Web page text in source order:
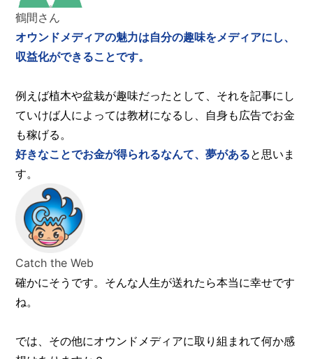
鶴間さん
オウンドメディアの魅力は自分の趣味をメディアにし、
収益化ができることです。
例えば植木や盆栽が趣味だったとして、それを記事にし
ていけば人によっては教材になるし、自身も広告でお金
も稼げる。
好きなことでお金が得られるなんて、夢があると思いま
す。
Catch the Web
確かにそうです。そんな人生が送れたら本当に幸せです
ね。
では、その他にオウンドメディアに取り組まれて何か感